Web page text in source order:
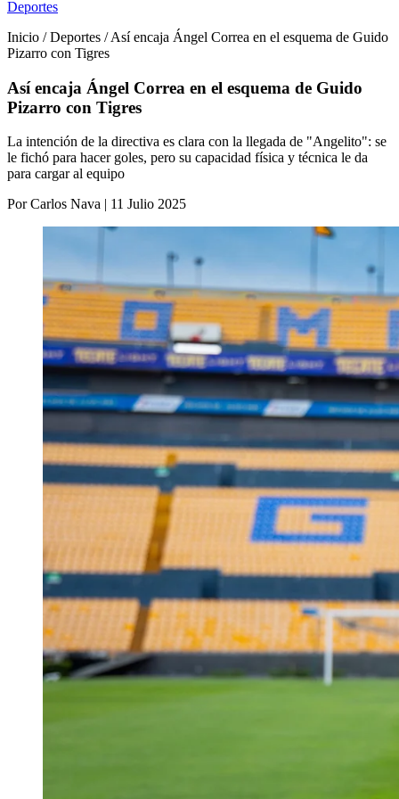
Deportes
Inicio / Deportes / Así encaja Ángel Correa en el esquema de Guido
Pizarro con Tigres
Así encaja Ángel Correa en el esquema de Guido
Pizarro con Tigres
La intención de la directiva es clara con la llegada de "Angelito": se
le fichó para hacer goles, pero su capacidad física y técnica le da
para cargar al equipo
Por Carlos Nava | 11 Julio 2025